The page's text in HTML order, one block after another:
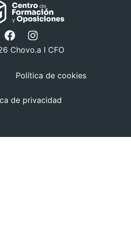
Chovo.a I CFO
Política de cookies
de privacidad